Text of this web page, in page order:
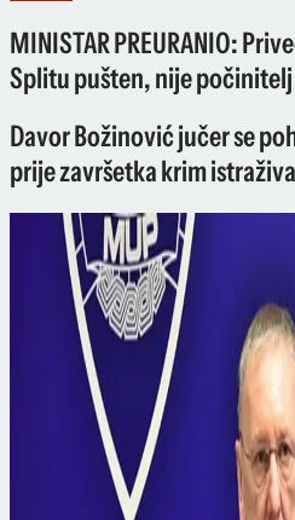
MINISTAR PREURANIO:
Splitu pušten, nije počinitelj
Davor Božinović jučer se
prije završetka krim